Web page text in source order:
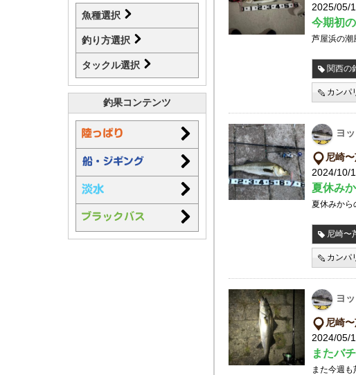
魚種選択
釣り方選択
タックル選択
釣果コンテンツ
2025/05/
今期初
芦屋浜の潮
関西の
カンパ
ヨッ
尼崎
2024/10/
夏休み
夏休みから
尼崎〜
カンパ
ヨッ
尼崎
2024/05/
またバ
また今週